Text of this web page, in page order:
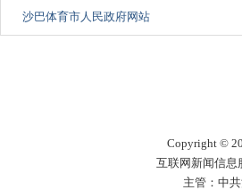
沙巴体育市人民政府网站
Copyright ©
互联网新闻信息
主管：中